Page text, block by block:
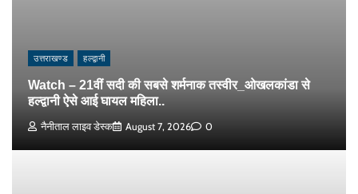
उत्तराखण्ड हल्द्वानी
Watch – 21वीं सदी की सबसे शर्मनाक तस्वीर_ओखलकांडा से
हल्द्वानी ऐसे आई घायल महिला..
नैनीताल लाइव डेस्क August 7, 2026 0